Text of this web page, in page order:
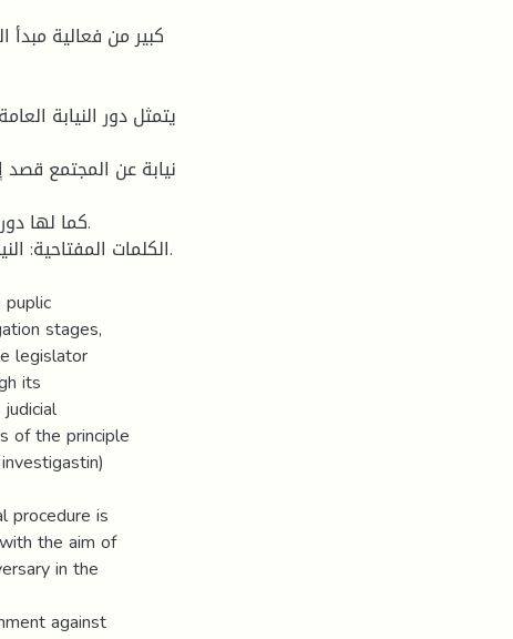
كبير من فعالية مبدأ
يتمثل دور النيابة
نيابة عن المجتمع
كما لها
الكلمات المفتاحية:
stages,
legislator
its
of the principle
procedure is
the aim of
in the
against